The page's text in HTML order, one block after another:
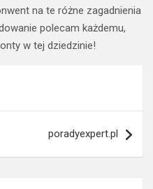
na te różne zagadnienia
polecam każdemu,
w tej dziedzinie!
poradyexpert.pl